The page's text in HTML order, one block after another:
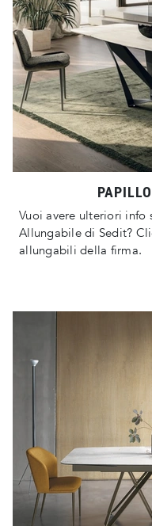
Vuoi avere ulteriori info
Allungabile di Sedit?
allungabili della firma.